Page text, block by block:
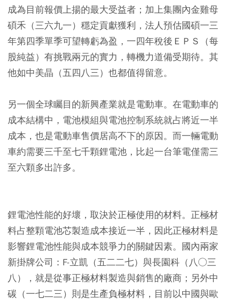
成為目前報價上揚的最大受益者；加上集團內金雞母
碩禾（三六九一）穩定貢獻獲利，法人預估國碩一三
年第四季單季可望轉虧為盈，一四年稅後ＥＰＳ（每
股純益）有挑戰兩元的實力，轉機力道備受期待。其
他如中美晶（五四八三）也都值得留意。
另一個全球矚目的新興產業就是電動車。在電動車的
成本結構中，電池模組與電池控制系統就占將近一半
成本，也是電動車售價居高不下的原因。而一輛電動
車約需要三千至七千顆鋰電池，比起一台筆電僅需三
至六顆多出許多。
鋰電池性能的好壞，取決於正極使用的材料。正極材
料占整顆電池芯製造成本接近一半，因此正極材料是
影響鋰電池性能與成本競爭力的關鍵因素。國內兩家
新掛牌公司：F-立凱（五二二七）與長園科（八○三
八），就是從事正極材料製造與銷售的廠商；另外中
碳（一七二三）則是生產負極材料，目前以中國與歐